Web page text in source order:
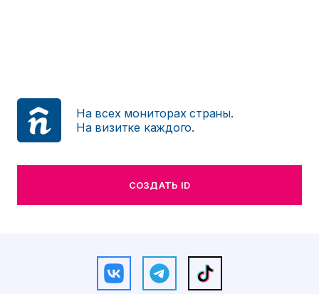
На всех мониторах страны.
На визитке каждого.
СОЗДАТЬ ID